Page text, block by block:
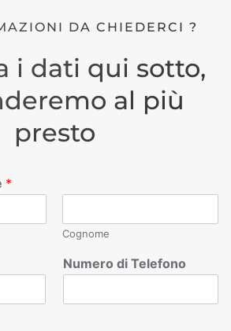
DA CHIEDERCI ?
i dati qui sotto,
al più
presto
*
Cognome
Numero di Telefono